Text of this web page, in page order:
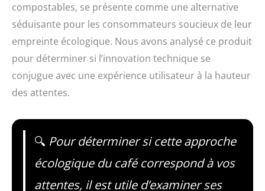
compostables, se présente comme une alternative
séduisante pour les consommateurs soucieux de leur
empreinte écologique. Nous avons analysé ce produit
pour déterminer si l’innovation technique se
conjugue avec une expérience utilisateur à la hauteur
des attentes.
🔍 Pour déterminer si cette approche
écologique du café correspond à vos
attentes, il est utile d’examiner ses